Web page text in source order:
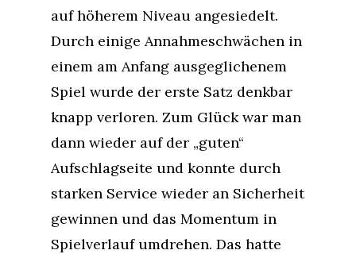
auf höherem Niveau angesiedelt.
Durch einige Annahmeschwächen in
einem am Anfang ausgeglichenem
Spiel wurde der erste Satz denkbar
knapp verloren. Zum Glück war man
dann wieder auf der „guten“
Aufschlagseite und konnte durch
starken Service wieder an Sicherheit
gewinnen und das Momentum in
Spielverlauf umdrehen. Das hatte